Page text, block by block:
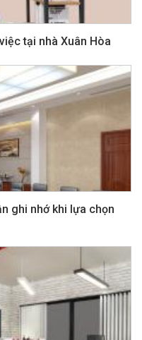
tại nhà Xuân Hòa
ghi nhớ khi lựa chọn